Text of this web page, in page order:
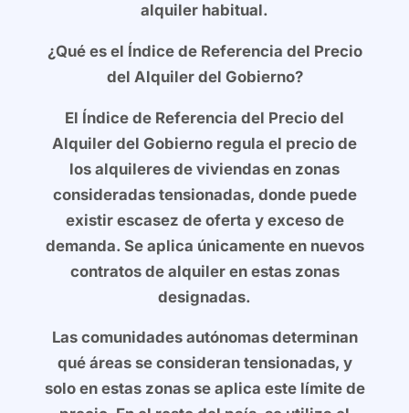
alquiler habitual.
¿Qué es el Índice de Referencia del Precio
del Alquiler del Gobierno?
El Índice de Referencia del Precio del
Alquiler del Gobierno regula el precio de
los alquileres de viviendas en zonas
consideradas tensionadas, donde puede
existir escasez de oferta y exceso de
demanda. Se aplica únicamente en nuevos
contratos de alquiler en estas zonas
designadas.
Las comunidades autónomas determinan
qué áreas se consideran tensionadas, y
solo en estas zonas se aplica este límite de